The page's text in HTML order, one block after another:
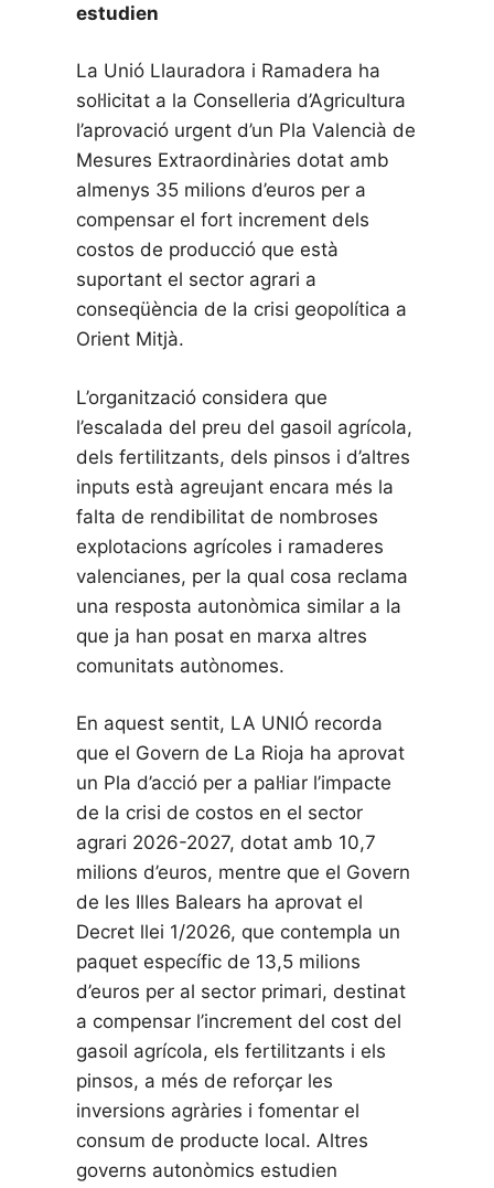
estudien
La Unió Llauradora i Ramadera ha
sol·licitat a la Conselleria d’Agricultura
l’aprovació urgent d’un Pla Valencià de
Mesures Extraordinàries dotat amb
almenys 35 milions d’euros per a
compensar el fort increment dels
costos de producció que està
suportant el sector agrari a
conseqüència de la crisi geopolítica a
Orient Mitjà.
L’organització considera que
l’escalada del preu del gasoil agrícola,
dels fertilitzants, dels pinsos i d’altres
inputs està agreujant encara més la
falta de rendibilitat de nombroses
explotacions agrícoles i ramaderes
valencianes, per la qual cosa reclama
una resposta autonòmica similar a la
que ja han posat en marxa altres
comunitats autònomes.
En aquest sentit, LA UNIÓ recorda
que el Govern de La Rioja ha aprovat
un Pla d’acció per a pal·liar l’impacte
de la crisi de costos en el sector
agrari 2026-2027, dotat amb 10,7
milions d’euros, mentre que el Govern
de les Illes Balears ha aprovat el
Decret llei 1/2026, que contempla un
paquet específic de 13,5 milions
d’euros per al sector primari, destinat
a compensar l’increment del cost del
gasoil agrícola, els fertilitzants i els
pinsos, a més de reforçar les
inversions agràries i fomentar el
consum de producte local. Altres
governs autonòmics estudien